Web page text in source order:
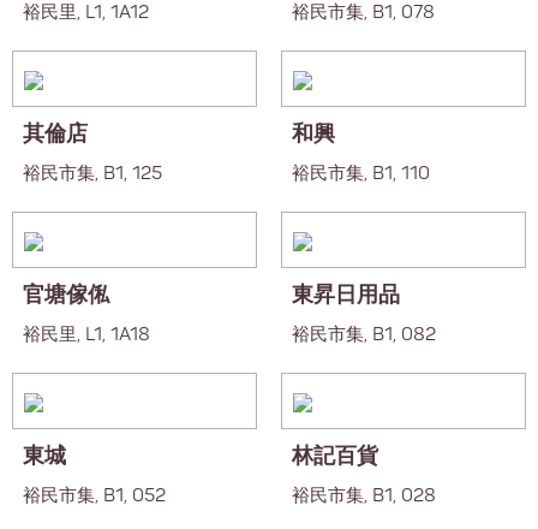
裕民里, L1, 1A12 裕民市集, B1, 078
其倫店
裕民市集, B1, 125
和興
裕民市集, B1, 110
官塘傢俬
裕民里, L1, 1A18
東昇日用品
裕民市集, B1, 082
東城
裕民市集, B1, 052
林記百貨
裕民市集, B1, 028